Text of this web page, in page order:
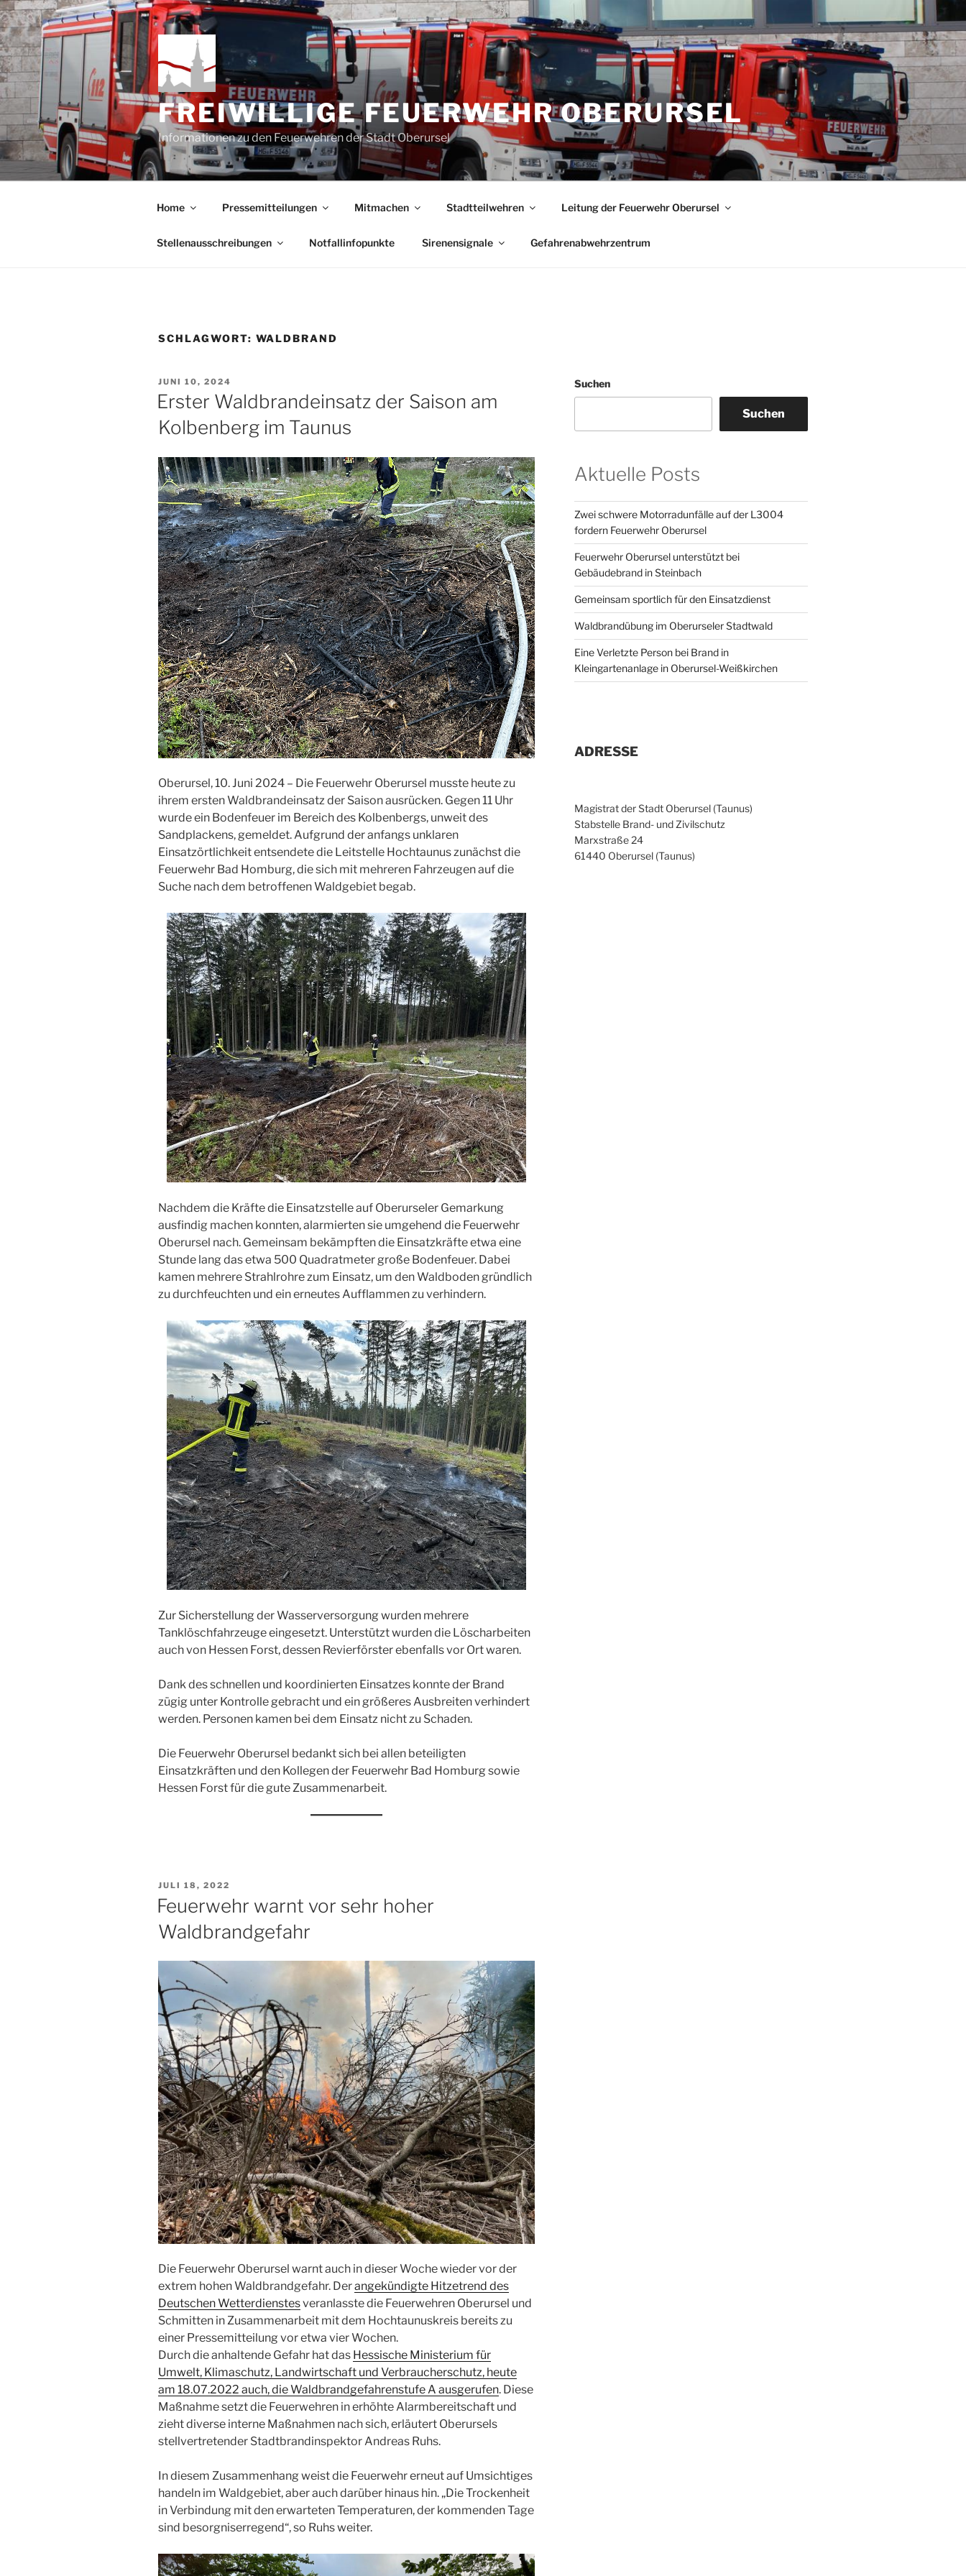
Zum
Inhalt
springen
FREIWILLIGE FEUERWEHR OBERURSEL
Informationen zu den Feuerwehren der Stadt Oberursel
Home Pressemitteilungen Mitmachen Stadtteilwehren Leitung der Feuerwehr Oberursel
Stellenausschreibungen Notfallinfopunkte Sirenensignale Gefahrenabwehrzentrum
SCHLAGWORT: WALDBRAND
VERÖFFENTLICHT
AM
JUNI 10, 2024
Erster Waldbrandeinsatz der Saison am
Kolbenberg im Taunus
Oberursel, 10. Juni 2024 – Die Feuerwehr Oberursel musste heute zu
ihrem ersten Waldbrandeinsatz der Saison ausrücken. Gegen 11 Uhr
wurde ein Bodenfeuer im Bereich des Kolbenbergs, unweit des
Sandplackens, gemeldet. Aufgrund der anfangs unklaren
Einsatzörtlichkeit entsendete die Leitstelle Hochtaunus zunächst die
Feuerwehr Bad Homburg, die sich mit mehreren Fahrzeugen auf die
Suche nach dem betroffenen Waldgebiet begab.
Nachdem die Kräfte die Einsatzstelle auf Oberurseler Gemarkung
ausfindig machen konnten, alarmierten sie umgehend die Feuerwehr
Oberursel nach. Gemeinsam bekämpften die Einsatzkräfte etwa eine
Stunde lang das etwa 500 Quadratmeter große Bodenfeuer. Dabei
kamen mehrere Strahlrohre zum Einsatz, um den Waldboden gründlich
zu durchfeuchten und ein erneutes Aufflammen zu verhindern.
Zur Sicherstellung der Wasserversorgung wurden mehrere
Tanklöschfahrzeuge eingesetzt. Unterstützt wurden die Löscharbeiten
auch von Hessen Forst, dessen Revierförster ebenfalls vor Ort waren.
Dank des schnellen und koordinierten Einsatzes konnte der Brand
zügig unter Kontrolle gebracht und ein größeres Ausbreiten verhindert
werden. Personen kamen bei dem Einsatz nicht zu Schaden.
Die Feuerwehr Oberursel bedankt sich bei allen beteiligten
Einsatzkräften und den Kollegen der Feuerwehr Bad Homburg sowie
Hessen Forst für die gute Zusammenarbeit.
VERÖFFENTLICHT
AM
JULI 18, 2022
Feuerwehr warnt vor sehr hoher
Waldbrandgefahr
Die Feuerwehr Oberursel warnt auch in dieser Woche wieder vor der
extrem hohen Waldbrandgefahr. Derangekündigte Hitzetrend des
Deutschen Wetterdienstesveranlasste die Feuerwehren Oberursel und
Schmitten in Zusammenarbeit mit dem Hochtaunuskreis bereits zu
einer Pressemitteilung vor etwa vier Wochen.
Durch die anhaltende Gefahr hat das Hessische Ministerium für
Umwelt, Klimaschutz, Landwirtschaft und Verbraucherschutz, heute
am 18.07.2022 auch, die Waldbrandgefahrenstufe A ausgerufen. Diese
Maßnahme setzt die Feuerwehren in erhöhte Alarmbereitschaft und
zieht diverse interne Maßnahmen nach sich, erläutert Oberursels
stellvertretender Stadtbrandinspektor Andreas Ruhs.
In diesem Zusammenhang weist die Feuerwehr erneut auf Umsichtiges
handeln im Waldgebiet, aber auch darüber hinaus hin. „Die Trockenheit
in Verbindung mit den erwarteten Temperaturen, der kommenden Tage
sind besorgniserregend“, so Ruhs weiter.
Suchen
Suchen
Aktuelle Posts
Zwei schwere Motorradunfälle auf der L3004
fordern Feuerwehr Oberursel
Feuerwehr Oberursel unterstützt bei
Gebäudebrand in Steinbach
Gemeinsam sportlich für den Einsatzdienst
Waldbrandübung im Oberurseler Stadtwald
Eine Verletzte Person bei Brand in
Kleingartenanlage in Oberursel-Weißkirchen
ADRESSE
Magistrat der Stadt Oberursel (Taunus)
Stabstelle Brand- und Zivilschutz
Marxstraße 24
61440 Oberursel (Taunus)